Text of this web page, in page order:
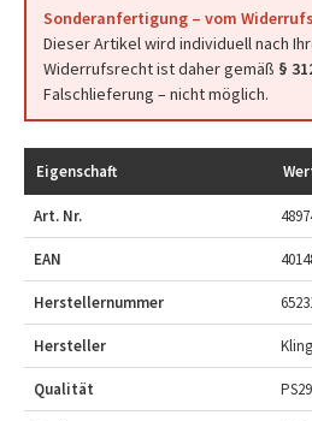
Sonderanfertigung – vom
Dieser Artikel wird individuell nach
Widerrufsrecht ist daher gemäß §
Falschlieferung – nicht möglich.
Eigenschaft
Art. Nr.
EAN
Herstellernummer
Hersteller
Qualität